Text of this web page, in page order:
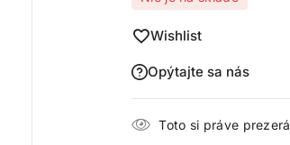
Wishlist
Opýtajte sa nás
Toto si práve prezerá